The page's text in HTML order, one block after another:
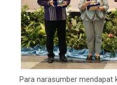
Para narasumber mendapat